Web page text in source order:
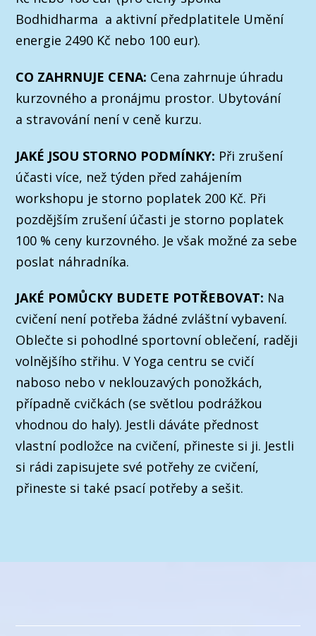
Bodhidharma a aktivní předplatitele Umění
energie 2490 Kč nebo 100 eur).
CO ZAHRNUJE CENA: Cena zahrnuje úhradu
kurzovného a pronájmu prostor. Ubytování
a stravování není v ceně kurzu.
JAKÉ JSOU STORNO PODMÍNKY: Při zrušení
účasti více, než týden před zahájením
workshopu je storno poplatek 200 Kč. Při
pozdějším zrušení účasti je storno poplatek
100 % ceny kurzovného. Je však možné za sebe
poslat náhradníka.
JAKÉ POMŮCKY BUDETE POTŘEBOVAT: Na
cvičení není potřeba žádné zvláštní vybavení.
Oblečte si pohodlné sportovní oblečení, raději
volnějšího střihu. V Yoga centru se cvičí
naboso nebo v neklouzavých ponožkách,
případně cvičkách (se světlou podrážkou
vhodnou do haly). Jestli dáváte přednost
vlastní podložce na cvičení, přineste si ji. Jestli
si rádi zapisujete své potřehy ze cvičení,
přineste si také psací potřeby a sešit.